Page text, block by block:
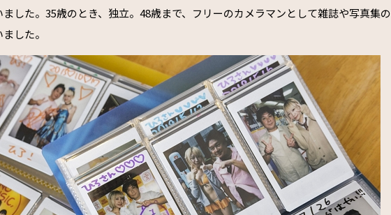
した。35歳のとき、独立。48歳まで、フリーのカメラマンとして雑誌や写真集の
した。